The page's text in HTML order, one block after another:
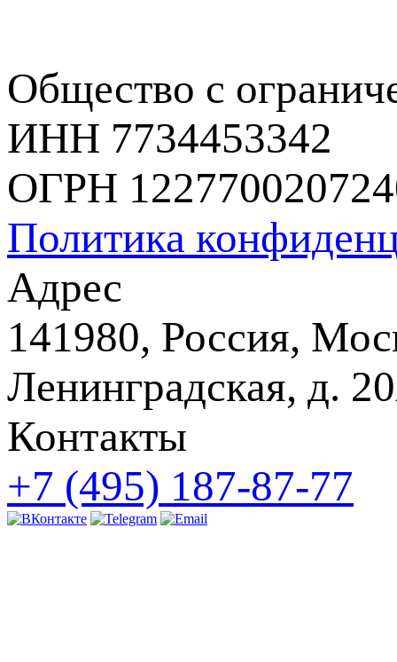
Общество с
ИНН 7734453342
ОГРН
Политика
Адрес
141980, Россия,
Ленинградская, д.
Контакты
+7 (495) 187-87-77